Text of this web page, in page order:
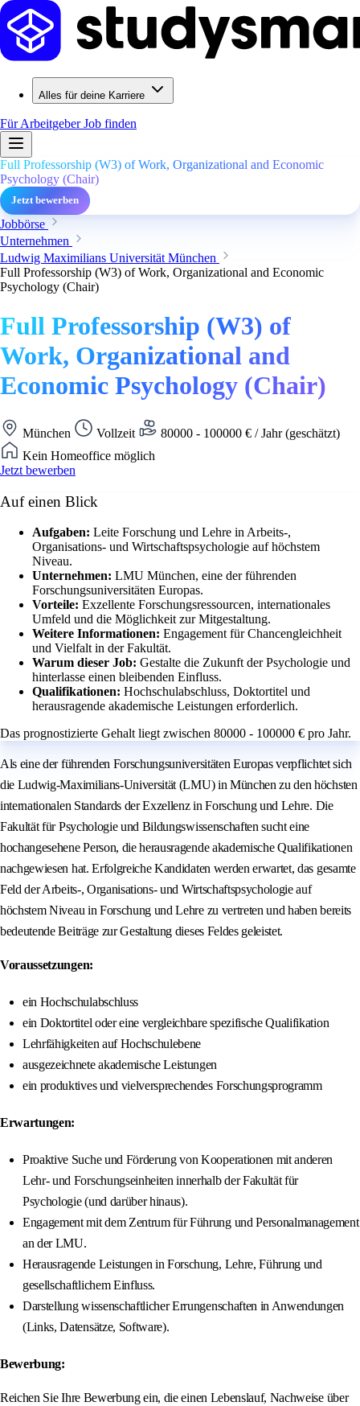
Alles für deine Karriere
Für ArbeitgeberJob finden
Full Professorship (W3) of Work, Organizational and Economic
Psychology (Chair)
Jetzt bewerben
Jobbörse
Unternehmen
Ludwig Maximilians Universität München
Full Professorship (W3) of Work, Organizational and Economic
Psychology (Chair)
Full Professorship (W3) of
Work, Organizational and
Economic Psychology (Chair)
München Vollzeit
80000 - 100000 € / Jahr (geschätzt)
Kein Homeoffice möglich
Jetzt bewerben
Auf einen Blick
Aufgaben: Leite Forschung und Lehre in Arbeits-,
Organisations- und Wirtschaftspsychologie auf höchstem
Niveau.
Unternehmen: LMU München, eine der führenden
Forschungsuniversitäten Europas.
Vorteile: Exzellente Forschungsressourcen, internationales
Umfeld und die Möglichkeit zur Mitgestaltung.
Weitere Informationen: Engagement für Chancengleichheit
und Vielfalt in der Fakultät.
Warum dieser Job: Gestalte die Zukunft der Psychologie und
hinterlasse einen bleibenden Einfluss.
Qualifikationen: Hochschulabschluss, Doktortitel und
herausragende akademische Leistungen erforderlich.
Das prognostizierte Gehalt liegt zwischen 80000 - 100000 € pro Jahr.
Als eine der führenden Forschungsuniversitäten Europas verpflichtet sich
die Ludwig‑Maximilians‑Universität (LMU) in München zu den höchsten
internationalen Standards der Exzellenz in Forschung und Lehre. Die
Fakultät für Psychologie und Bildungswissenschaften sucht eine
hochangesehene Person, die herausragende akademische Qualifikationen
nachgewiesen hat. Erfolgreiche Kandidaten werden erwartet, das gesamte
Feld der Arbeits-, Organisations- und Wirtschaftspsychologie auf
höchstem Niveau in Forschung und Lehre zu vertreten und haben bereits
bedeutende Beiträge zur Gestaltung dieses Feldes geleistet.
Voraussetzungen:
ein Hochschulabschluss
ein Doktortitel oder eine vergleichbare spezifische Qualifikation
Lehrfähigkeiten auf Hochschulebene
ausgezeichnete akademische Leistungen
ein produktives und vielversprechendes Forschungsprogramm
Erwartungen:
Proaktive Suche und Förderung von Kooperationen mit anderen
Lehr- und Forschungseinheiten innerhalb der Fakultät für
Psychologie (und darüber hinaus).
Engagement mit dem Zentrum für Führung und Personalmanagement
an der LMU.
Herausragende Leistungen in Forschung, Lehre, Führung und
gesellschaftlichem Einfluss.
Darstellung wissenschaftlicher Errungenschaften in Anwendungen
(Links, Datensätze, Software).
Bewerbung:
Reichen Sie Ihre Bewerbung ein, die einen Lebenslauf, Nachweise über